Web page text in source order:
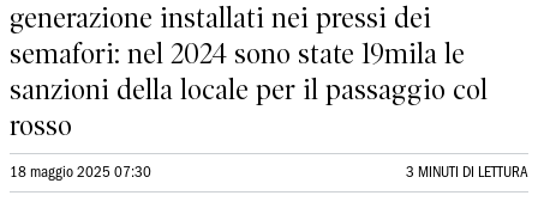
generazione installati nei pressi dei
semafori: nel 2024 sono state 19mila le
sanzioni della locale per il passaggio col
rosso
18 maggio 2025 07:30 3 MINUTI DI LETTURA